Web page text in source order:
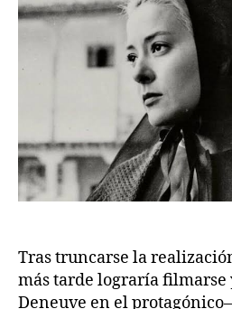
Tras truncarse la
más tarde lograría filmarse
Deneuve en el